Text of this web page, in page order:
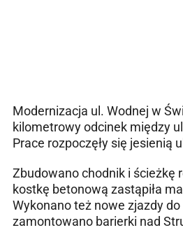
Modernizacja ul. Wodnej w
kilometrowy odcinek między
Prace rozpoczęły się jesienią
Zbudowano chodnik i ścieżkę
kostkę betonową zastąpiła
Wykonano też nowe zjazdy do
zamontowano barierki nad